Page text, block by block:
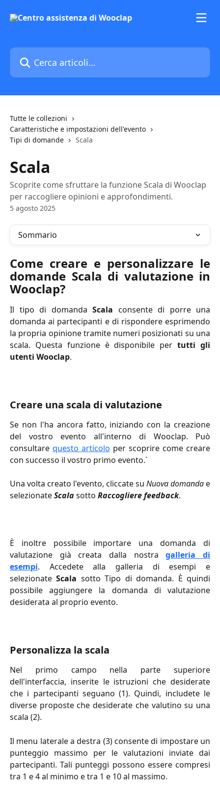
Cerca articoli…
Tutte le collezioni
Caratteristiche e impostazioni dell'evento
Tipi di domande
Scala
Scala
Scoprite come sfruttare la funzione Scala di Wooclap
per raccogliere opinioni e approfondimenti.
5 agosto 2025
Sommario
Come creare e personalizzare le
domande Scala di valutazione in
Wooclap?
Il tipo di domanda Scala consente di porre una
domanda ai partecipanti e di rispondere esprimendo
la propria opinione tramite numeri posizionati su una
scala. Questa funzione è disponibile pertutti gli
utenti Wooclap.
Creare una scala di valutazione
Se non l'ha ancora fatto, iniziando con la creazione
del vostro evento all'interno di Wooclap. Può
consultare questo articolo per scoprire come creare
con successo il vostro primo evento.`
Una volta creato l'evento, cliccate su Nuova domandae
selezionateScalasotto Raccogliere feedback.
È inoltre possibile importare una domanda di
valutazione già creata dalla nostragalleria di
esempi. Accedete alla galleria di esempi e
selezionateScala sotto Tipo di domanda. È quindi
possibile aggiungere la domanda di valutazione
desiderata al proprio evento.
Personalizza la scala
Nel primo campo nella parte superiore
dell'interfaccia, inserite le istruzioni che desiderate
che i partecipanti seguano (1). Quindi, includete le
diverse proposte che desiderate che valutino su una
scala (2).
Il menu laterale a destra (3) consente di impostare un
punteggio massimo per le valutazioni inviate dai
partecipanti. Tali punteggi possono essere compresi
tra 1 e 4 al minimo e tra 1 e 10 al massimo.